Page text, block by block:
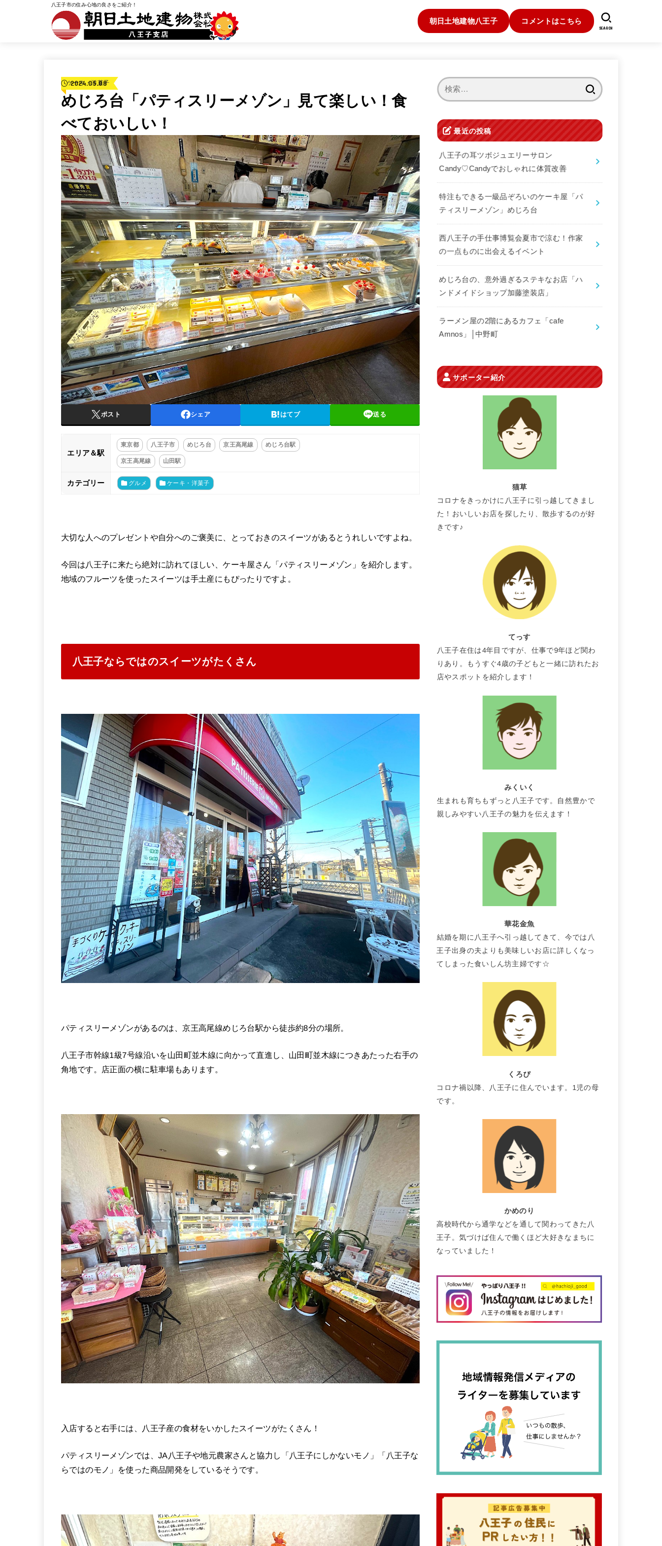
八王子市の住み心地の良さをご紹介！
朝日土地建物八王子 コメントはこちら
SEARCH
ケーキ・洋菓子
2024.05.08
めじろ台「パティスリーメゾン」見て楽しい！食
べておいしい！
ポスト シェア はてブ 送る
エリア＆駅
東京都 八王子市 めじろ台 京王高尾線 めじろ台駅
京王高尾線 山田駅
カテゴリー グルメ ケーキ・洋菓子
大切な人へのプレゼントや自分へのご褒美に、とっておきのスイーツがあるとうれしいですよね。
今回は八王子に来たら絶対に訪れてほしい、ケーキ屋さん「パティスリーメゾン」を紹介します。
地域のフルーツを使ったスイーツは手土産にもぴったりですよ。
八王子ならではのスイーツがたくさん
パティスリーメゾンがあるのは、京王高尾線めじろ台駅から徒歩約8分の場所。
八王子市幹線1級7号線沿いを山田町並木線に向かって直進し、山田町並木線につきあたった右手の
角地です。店正面の横に駐車場もあります。
入店すると右手には、八王子産の食材をいかしたスイーツがたくさん！
パティスリーメゾンでは、JA八王子や地元農家さんと協力し「八王子にしかないモノ」「八王子な
らではのモノ」を使った商品開発をしているそうです。
最近の投稿
八王子の耳ツボジュエリーサロン
Candy♡Candyでおしゃれに体質改善
特注もできる一級品ぞろいのケーキ屋「パ
ティスリーメゾン」めじろ台
西八王子の手仕事博覧会夏市で涼む！作家
の一点ものに出会えるイベント
めじろ台の、意外過ぎるステキなお店「ハ
ンドメイドショップ加藤塗装店」
ラーメン屋の2階にあるカフェ「cafe
Amnos」│中野町
サポーター紹介
猫草
コロナをきっかけに八王子に引っ越してきまし
た！おいしいお店を探したり、散歩するのが好
きです♪
てっす
八王子在住は4年目ですが、仕事で9年ほど関わ
りあり。もうすぐ4歳の子どもと一緒に訪れたお
店やスポットを紹介します！
みくいく
生まれも育ちもずっと八王子です。自然豊かで
親しみやすい八王子の魅力を伝えます！
華花金魚
結婚を期に八王子へ引っ越してきて、今では八
王子出身の夫よりも美味しいお店に詳しくなっ
てしまった食いしん坊主婦です☆
くろぴ
コロナ禍以降、八王子に住んでいます。1児の母
です。
かめのり
高校時代から通学などを通して関わってきた八
王子。気づけば住んで働くほど大好きなまちに
なっていました！